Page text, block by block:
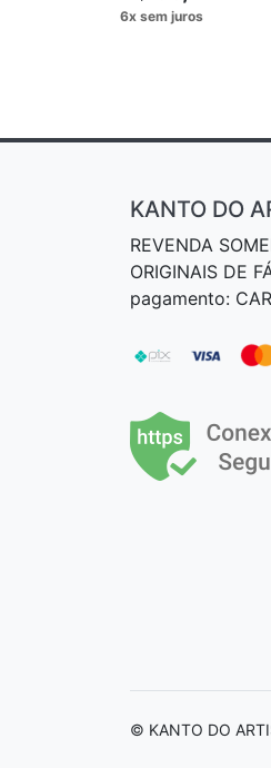
KANTO DO
REVENDA
ORIGINAIS DE
pagamento:
© KANTO DO